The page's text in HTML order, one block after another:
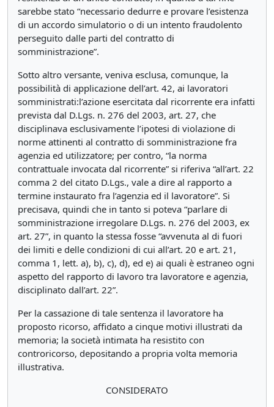
sarebbe stato “necessario dedurre e provare l’esistenza
di un accordo simulatorio o di un intento fraudolento
perseguito dalle parti del contratto di
somministrazione”.
Sotto altro versante, veniva esclusa, comunque, la
possibilità di applicazione dell’art. 42, ai lavoratori
somministrati:l’azione esercitata dal ricorrente era infatti
prevista dal D.Lgs. n. 276 del 2003, art. 27, che
disciplinava esclusivamente l’ipotesi di violazione di
norme attinenti al contratto di somministrazione fra
agenzia ed utilizzatore; per contro, “la norma
contrattuale invocata dal ricorrente” si riferiva “all’art. 22
comma 2 del citato D.Lgs., vale a dire al rapporto a
termine instaurato fra l’agenzia ed il lavoratore”. Si
precisava, quindi che in tanto si poteva “parlare di
somministrazione irregolare D.Lgs. n. 276 del 2003, ex
art. 27”, in quanto la stessa fosse “avvenuta al di fuori
dei limiti e delle condizioni di cui all’art. 20 e art. 21,
comma 1, lett. a), b), c), d), ed e) ai quali è estraneo ogni
aspetto del rapporto di lavoro tra lavoratore e agenzia,
disciplinato dall’art. 22”.
Per la cassazione di tale sentenza il lavoratore ha
proposto ricorso, affidato a cinque motivi illustrati da
memoria; la società intimata ha resistito con
controricorso, depositando a propria volta memoria
illustrativa.
CONSIDERATO